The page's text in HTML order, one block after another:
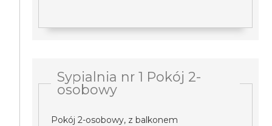
Sypialnia nr 1 Pokój 2-
osobowy
Pokój 2-osobowy, z balkonem